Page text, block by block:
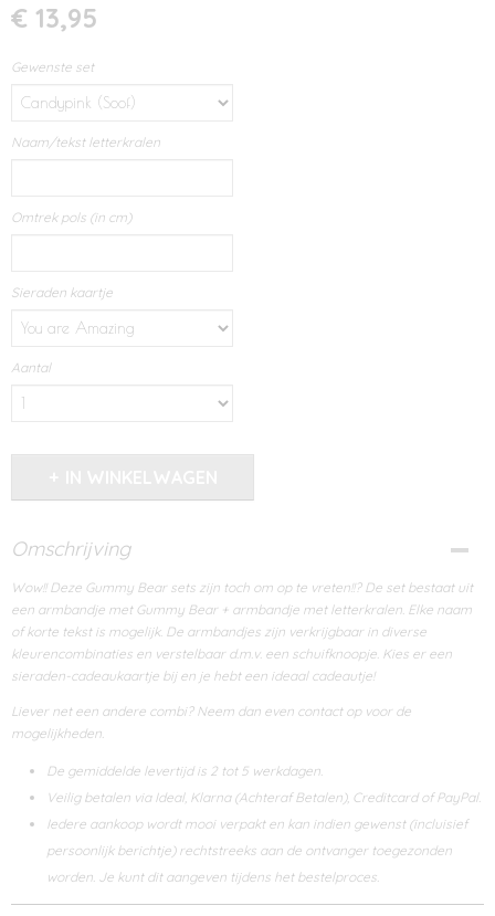
€ 13,95
Gewenste set
Naam/tekst letterkralen
Omtrek pols (in cm)
Sieraden kaartje
Aantal
Omschrijving
Wow!! Deze Gummy Bear sets zijn toch om op te vreten!!? De set bestaat uit
een armbandje met Gummy Bear + armbandje met letterkralen. Elke naam
of korte tekst is mogelijk. De armbandjes zijn verkrijgbaar in diverse
kleurencombinaties en verstelbaar d.m.v. een schuifknoopje. Kies er een
sieraden-cadeaukaartje bij en je hebt een ideaal cadeautje!
Liever net een andere combi? Neem dan even contact op voor de
mogelijkheden.
De gemiddelde levertijd is 2 tot 5 werkdagen.
Veilig betalen via Ideal, Klarna (Achteraf Betalen), Creditcard of PayPal.
Iedere aankoop wordt mooi verpakt en kan indien gewenst (incluisief
persoonlijk berichtje) rechtstreeks aan de ontvanger toegezonden
worden. Je kunt dit aangeven tijdens het bestelproces.